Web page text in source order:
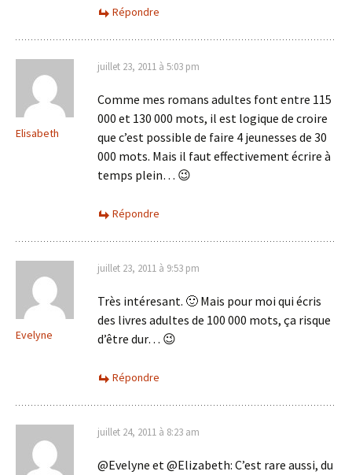
Répondre
Elisabeth
juillet 23, 2011 à 5:03 pm
Comme mes romans adultes font entre 115
000 et 130 000 mots, il est logique de croire
que c’est possible de faire 4 jeunesses de 30
000 mots. Mais il faut effectivement écrire à
temps plein… 😉
Répondre
Evelyne
juillet 23, 2011 à 9:53 pm
Très intéresant. 🙂 Mais pour moi qui écris
des livres adultes de 100 000 mots, ça risque
d’être dur… 😉
Répondre
juillet 24, 2011 à 8:23 am
@Evelyne et @Elizabeth: C’est rare aussi, du